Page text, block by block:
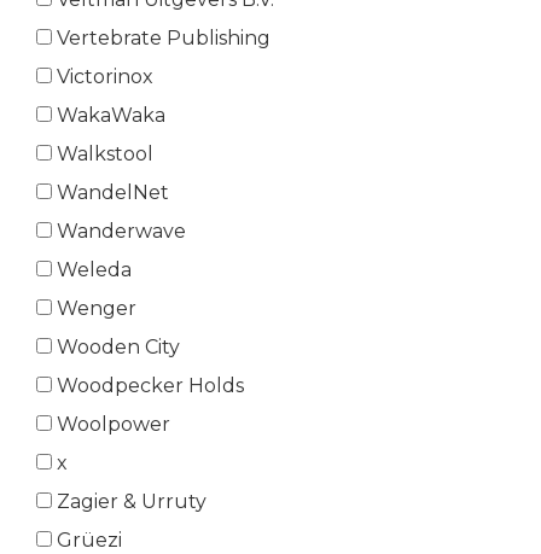
Vertebrate Publishing
Victorinox
WakaWaka
Walkstool
WandelNet
Wanderwave
Weleda
Wenger
Wooden City
Woodpecker Holds
Woolpower
x
Zagier & Urruty
Grüezi